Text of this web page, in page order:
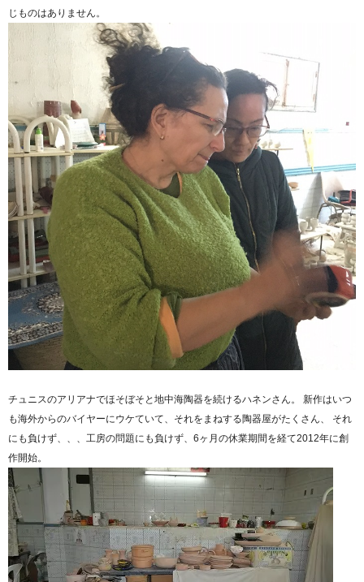
じものはありません。
チュニスのアリアナでほそぼそと地中海陶器を続けるハネンさん。 新作はいつ
も海外からのバイヤーにウケていて、それをまねする陶器屋がたくさん、 それ
にも負けず、、、工房の問題にも負けず、6ヶ月の休業期間を経て2012年に創
作開始。